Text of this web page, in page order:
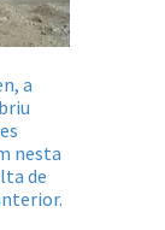
a
nesta
de